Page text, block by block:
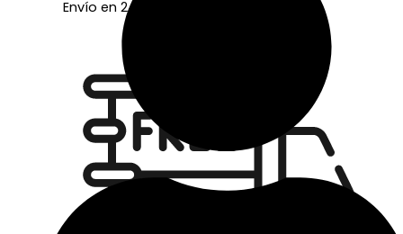
Envío en 24/48 horas laborables